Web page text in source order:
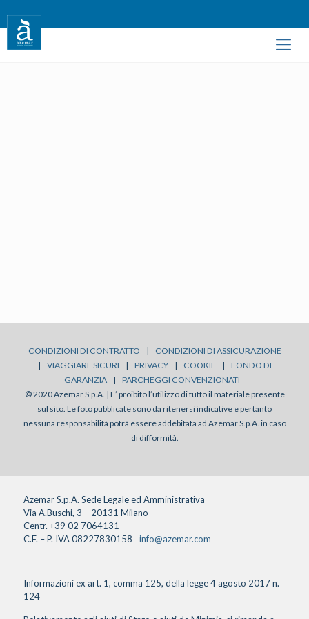
CONDIZIONI DI CONTRATTO |
CONDIZIONI DI ASSICURAZIONE
|
VIAGGIARE SICURI | PRIVACY | COOKIE |
FONDO DI
GARANZIA
|
PARCHEGGI CONVENZIONATI
© 2020 Azemar S.p.A. | E’ proibito l’utilizzo di tutto il materiale presente
sul sito. Le foto pubblicate sono da ritenersi indicative e pertanto
nessuna responsabilità potrà essere addebitata ad Azemar S.p.A. in caso
di difformità.
Azemar S.p.A. Sede Legale ed Amministrativa
Via A.Buschi, 3 – 20131 Milano
Centr. +39 02 7064131
C.F. – P. IVA 08227830158
info@azemar.com
Informazioni ex art. 1, comma 125, della legge 4 agosto 2017 n.
124